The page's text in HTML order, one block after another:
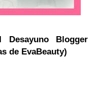
Desayuno Blogger
de EvaBeauty)